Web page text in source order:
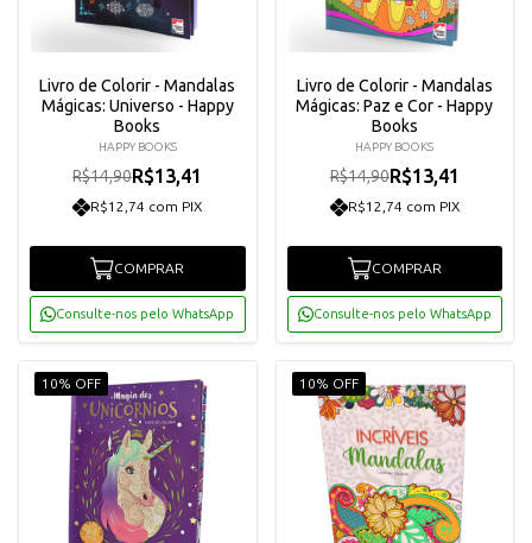
Livro de Colorir - Mandalas
Mágicas: Universo - Happy
Books
HAPPY BOOKS
R$14,90R$13,41
R$12,74 com PIX
COMPRAR
Consulte-nos pelo WhatsApp
Livro de Colorir - Mandalas
Mágicas: Paz e Cor - Happy
Books
HAPPY BOOKS
R$14,90R$13,41
R$12,74 com PIX
COMPRAR
Consulte-nos pelo WhatsApp
10% OFF 10% OFF